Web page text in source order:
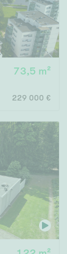
73,5 m²
229 000 €